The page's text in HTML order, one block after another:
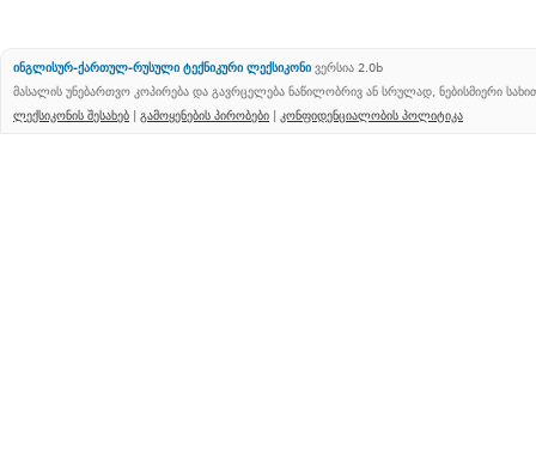
ინგლისურ-ქართულ-რუსული ტექნიკური ლექსიკონი ვერსია 2.0b
მასალის უნებართვო კოპირება და გავრცელება ნაწილობრივ ან სრულად, ნებისმიერი
ლექსიკონის შესახებ | გამოყენების პირობები | კონფიდენციალობის პოლიტიკა